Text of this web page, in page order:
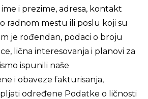
i prezime, adresa, kontakt
radnom mestu ili poslu koji su
je rođendan, podaci o broju
lična interesovanja i planovi za
ispunili naše
i obaveze fakturisanja,
određene Podatke o ličnosti